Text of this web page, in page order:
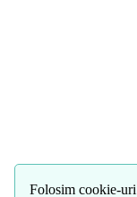
Folosim cookie-uri